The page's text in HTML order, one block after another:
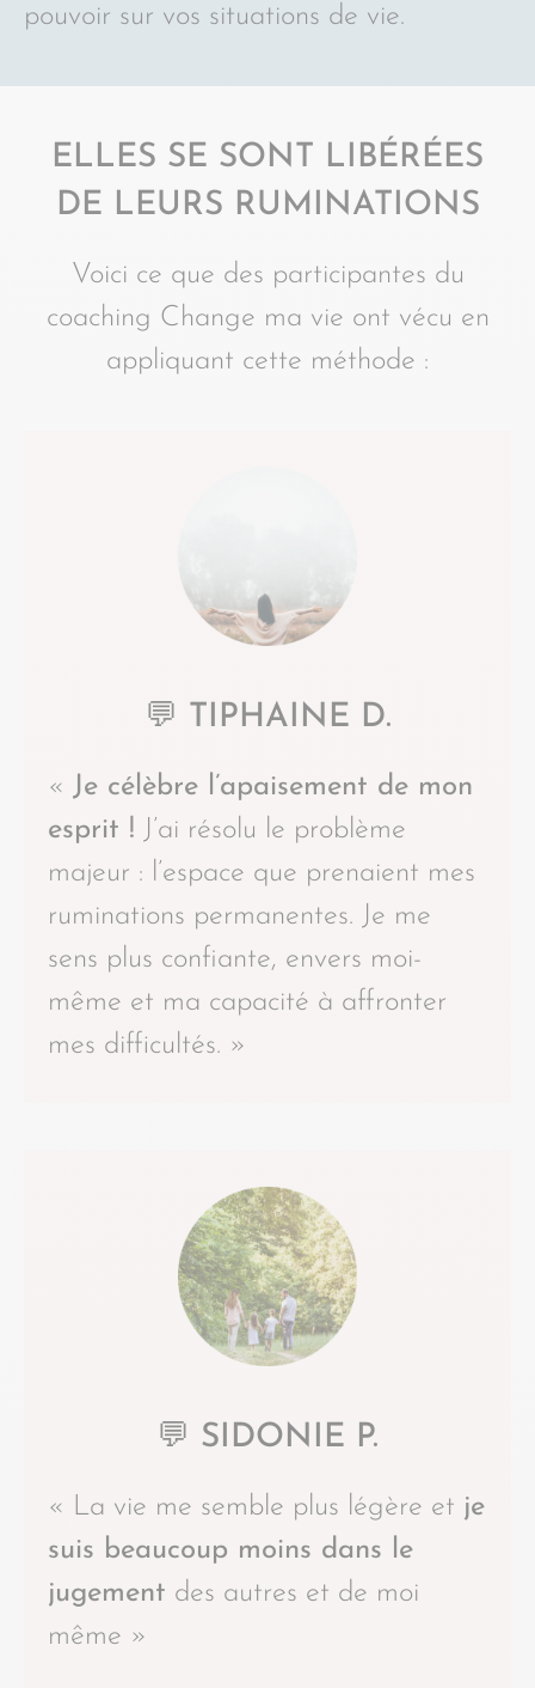
pouvoir sur vos situations de vie.
ELLES SE SONT LIBÉRÉES
DE LEURS RUMINATIONS
Voici ce que des participantes du
coaching Change ma vie ont vécu en
appliquant cette méthode :
💬 TIPHAINE D.
« Je célèbre l’apaisement de mon
esprit ! J’ai résolu le problème
majeur : l’espace que prenaient mes
ruminations permanentes. Je me
sens plus confiante, envers moi-
même et ma capacité à affronter
mes difficultés. »
💬 SIDONIE P.
« La vie me semble plus légère et je
suis beaucoup moins dans le
jugement des autres et de moi
même »